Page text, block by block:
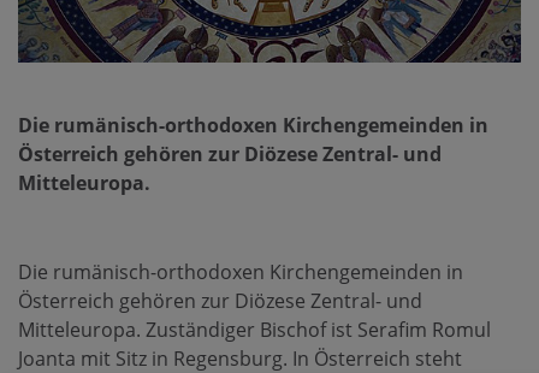
Die rumänisch-orthodoxen Kirchengemeinden in
Österreich gehören zur Diözese Zentral- und
Mitteleuropa.
Die rumänisch-orthodoxen Kirchengemeinden in
Österreich gehören zur Diözese Zentral- und
Mitteleuropa. Zuständiger Bischof ist Serafim Romul
Joanta mit Sitz in Regensburg. In Österreich steht